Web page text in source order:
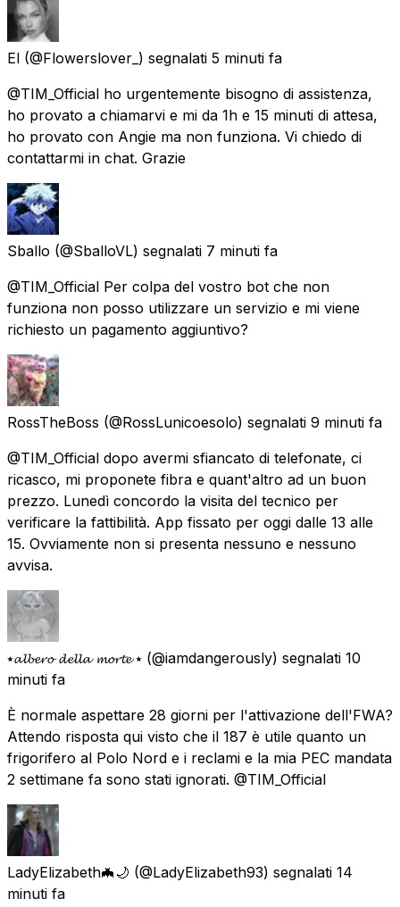
El (@Flowerslover_) segnalati 5 minuti fa
@TIM_Official ho urgentemente bisogno di assistenza,
ho provato a chiamarvi e mi da 1h e 15 minuti di attesa,
ho provato con Angie ma non funziona. Vi chiedo di
contattarmi in chat. Grazie
Sballo (@SballoVL) segnalati 7 minuti fa
@TIM_Official Per colpa del vostro bot che non
funziona non posso utilizzare un servizio e mi viene
richiesto un pagamento aggiuntivo?
RossTheBoss (@RossLunicoesolo) segnalati 9 minuti fa
@TIM_Official dopo avermi sfiancato di telefonate, ci
ricasco, mi proponete fibra e quant'altro ad un buon
prezzo. Lunedì concordo la visita del tecnico per
verificare la fattibilità. App fissato per oggi dalle 13 alle
15. Ovviamente non si presenta nessuno e nessuno
avvisa.
⭑𝓪𝓵𝓫𝓮𝓻𝓸 𝓭𝓮𝓵𝓵𝓪 𝓶𝓸𝓻𝓽𝓮 ⭑ (@iamdangerously) segnalati 10
minuti fa
È normale aspettare 28 giorni per l'attivazione dell'FWA?
Attendo risposta qui visto che il 187 è utile quanto un
frigorifero al Polo Nord e i reclami e la mia PEC mandata
2 settimane fa sono stati ignorati. @TIM_Official
LadyElizabeth🦇🌙 (@LadyElizabeth93) segnalati 14
minuti fa